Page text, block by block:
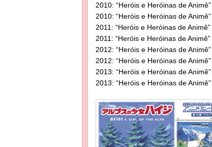
2010: “Heróis e Heróinas de
2010: “Heróis e Heróinas de
2011: “Heróis e Heróinas de
2011: “Heróis e Heróinas de
2012: “Heróis e Heróinas de
2012: “Heróis e Heróinas de
2013: “Heróis e Heróinas de
2013: “Heróis e Heróinas de